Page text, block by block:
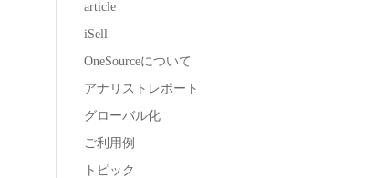
article
iSell
OneSourceについて
アナリストレポート
グローバル化
ご利用例
トピック